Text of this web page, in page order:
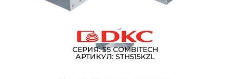
СЕРИЯ: S5 COMBITECH
АРТИКУЛ: STH515KZL